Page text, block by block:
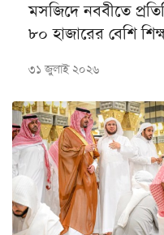
মসজিদে নববীতে
৮০ হাজারের বেশি
৩১ জুলাই ২০২৬